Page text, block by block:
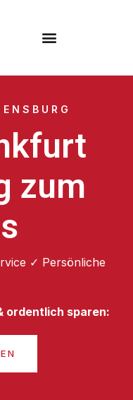
zum
✓ Persönliche
ordentlich sparen: